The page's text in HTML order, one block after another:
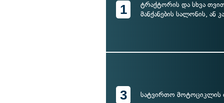
1
ტრაქტორის და სხვა
მანქანების სალონის, ან
3 სატვირთო მოტოციკლის